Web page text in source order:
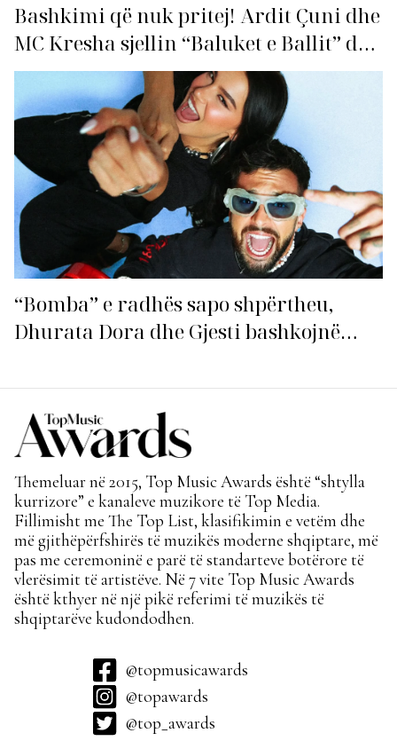
Bashkimi që nuk pritej! Ardit Çuni dhe
MC Kresha sjellin “Baluket e Ballit” dhe
ndezin rrjetin!
“Bomba” e radhës sapo shpërtheu,
Dhurata Dora dhe Gjesti bashkojnë
Themeluar në 2015, Top Music Awards është “shtylla
kurrizore” e kanaleve muzikore të Top Media.
Fillimisht me The Top List, klasifikimin e vetëm dhe
më gjithëpërfshirës të muzikës moderne shqiptare, më
pas me ceremoninë e parë të standarteve botërore të
vlerësimit të artistëve. Në 7 vite Top Music Awards
është kthyer në një pikë referimi të muzikës të
shqiptarëve kudondodhen.
@topmusicawards
@topawards
@top_awards